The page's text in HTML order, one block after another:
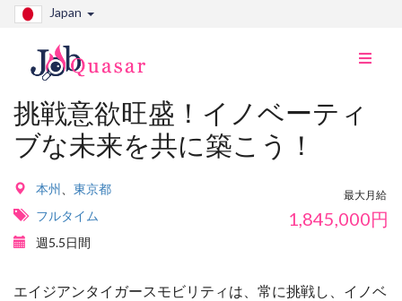
Japan
ナ
り
挑戦意欲旺盛！イノベーティ
ブな未来を共に築こう！
本州
東京都
フルタイム
週5.5日間
最大月給
1,845,000円
エイジアンタイガースモビリティは、常に挑戦し、イノベ